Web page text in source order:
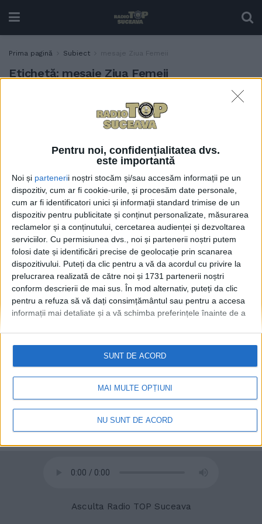
Pentru noi, confidențialitatea dvs.
este importantă
Noi și partenerii noștri stocăm și/sau accesăm informații pe un
dispozitiv, cum ar fi cookie-urile, și procesăm date personale,
cum ar fi identificatori unici și informații standard trimise de un
dispozitiv pentru publicitate și conținut personalizate, măsurarea
reclamelor și a conținutului, cercetarea audienței și dezvoltarea
serviciilor. Cu permisiunea dvs., noi și partenerii noștri putem
folosi date și identificări precise de geolocație prin scanarea
dispozitivului. Puteți da clic pentru a vă da acordul cu privire la
prelucrarea realizată de către noi și 1731 partenerii noștri
conform descrierii de mai sus. În mod alternativ, puteți da clic
pentru a refuza să vă dați consimțământul sau pentru a accesa
informații mai detaliate și a vă schimba preferințele înainte de a
retrageți consimțământul în orice moment, revenind la acest site
și făcând clic pe butonul "Confidențialitate" din partea de jos a
paginii web.
MAI MULTE OPȚIUNI
NU SUNT DE ACORD
SUNT DE ACORD
Prima pagină Subiect mesaje Ziua Femeii
Etichetă: mesaje Ziua Femeii
Doamnele și domnișoarele
din presa suceveană, bune
numai cînd este nevoie de
12 MARTIE, 2026
© 2020 Radio TOP Suceava 104 FM
Asculta Radio TOP Suceava